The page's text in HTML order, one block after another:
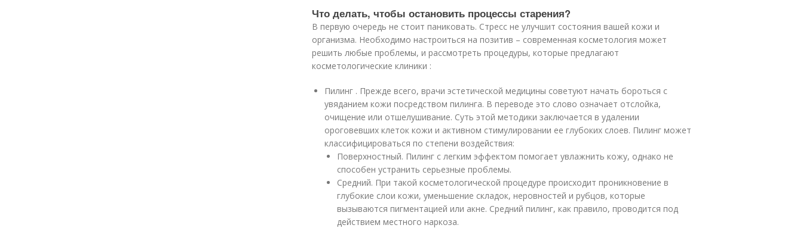
Что делать, чтобы остановить процессы старения?
В первую очередь не стоит паниковать. Стресс не улучшит состояния вашей кожи и
организма. Необходимо настроиться на позитив – современная косметология может
решить любые проблемы, и рассмотреть процедуры, которые предлагают
косметологические клиники :
Пилинг . Прежде всего, врачи эстетической медицины советуют начать бороться с
увяданием кожи посредством пилинга. В переводе это слово означает отслойка,
очищение или отшелушивание. Суть этой методики заключается в удалении
ороговевших клеток кожи и активном стимулировании ее глубоких слоев. Пилинг может
классифицироваться по степени воздействия:
Поверхностный. Пилинг с легким эффектом помогает увлажнить кожу, однако не
способен устранить серьезные проблемы.
Средний. При такой косметологической процедуре происходит проникновение в
глубокие слои кожи, уменьшение складок, неровностей и рубцов, которые
вызываются пигментацией или акне. Средний пилинг, как правило, проводится под
действием местного наркоза.